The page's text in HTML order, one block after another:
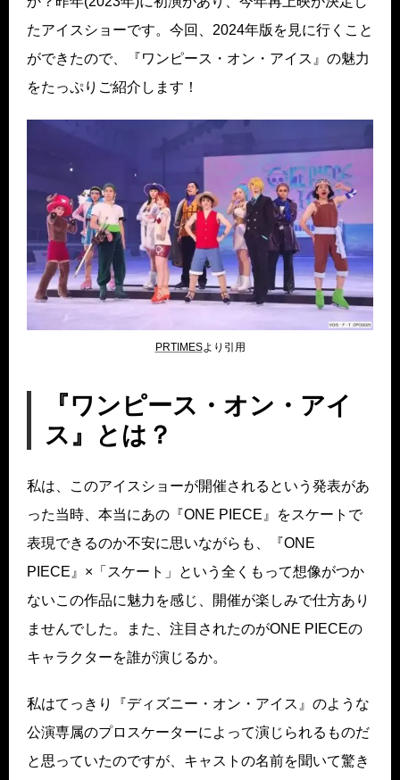
たアイスショーです。今回、2024年版を見に行くこと
ができたので、『ワンピース・オン・アイス』の魅力
をたっぷりご紹介します！
PRTIMESより引用
『ワンピース・オン・アイ
ス』とは？
私は、このアイスショーが開催されるという発表があ
った当時、本当にあの『ONE PIECE』をスケートで
表現できるのか不安に思いながらも、『ONE
PIECE』×「スケート」という全くもって想像がつか
ないこの作品に魅力を感じ、開催が楽しみで仕方あり
ませんでした。また、注目されたのがONE PIECEの
キャラクターを誰が演じるか。
私はてっきり『ディズニー・オン・アイス』のような
公演専属のプロスケーターによって演じられるものだ
と思っていたのですが、キャストの名前を聞いて驚き